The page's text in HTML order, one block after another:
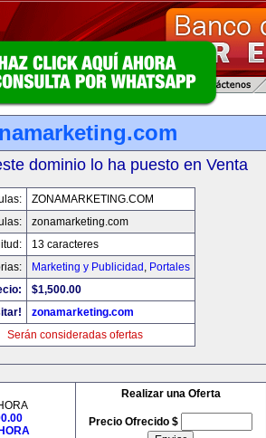
dominio lo ha puesto en Venta
ZONAMARKETING.COM
zonamarketing.com
13 caracteres
Marketing y Publicidad , Portales
$1,500.00
zonamarketing.com
Serán consideradas ofertas
Realizar una Oferta
Precio Ofrecido $